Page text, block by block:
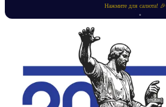
Нажмите для салюта! 🎉